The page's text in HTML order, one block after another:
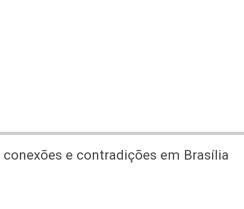
e contradições em Brasília